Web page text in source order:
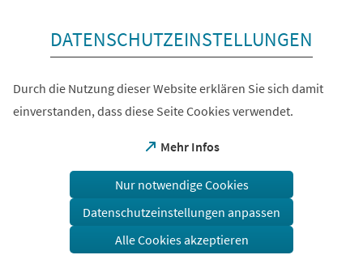
DATENSCHUTZEINSTELLUNGEN
Durch die Nutzung dieser Website erklären Sie sich damit
einverstanden, dass diese Seite Cookies verwendet.
Mehr Infos
(Öffnet
einem
Tab)
Nur notwendige Cookies
Datenschutzeinstellungen anpassen
Alle Cookies akzeptieren